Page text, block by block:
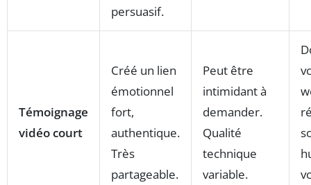
persuasif.
Témoignage
vidéo court
Créé un lien
émotionnel
fort,
authentique.
Très
partageable.
Peut être
intimidant à
demander.
Qualité
technique
variable.